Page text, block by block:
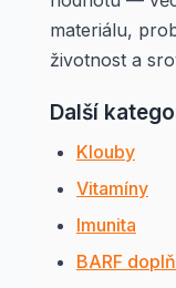
materiálu,
životnost a
Další
Klouby
Vitamíny
Imunita
BARF